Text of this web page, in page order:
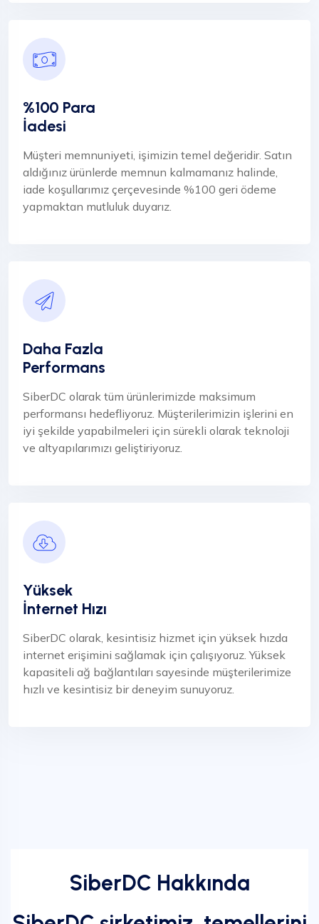
%100 Para
İadesi
Müşteri memnuniyeti, işimizin temel değeridir. Satın
aldığınız ürünlerde memnun kalmamanız halinde,
iade koşullarımız çerçevesinde %100 geri ödeme
yapmaktan mutluluk duyarız.
Daha Fazla
Performans
SiberDC olarak tüm ürünlerimizde maksimum
performansı hedefliyoruz. Müşterilerimizin işlerini en
iyi şekilde yapabilmeleri için sürekli olarak teknoloji
ve altyapılarımızı geliştiriyoruz.
Yüksek
İnternet Hızı
SiberDC olarak, kesintisiz hizmet için yüksek hızda
internet erişimini sağlamak için çalışıyoruz. Yüksek
kapasiteli ağ bağlantıları sayesinde müşterilerimize
hızlı ve kesintisiz bir deneyim sunuyoruz.
SiberDC Hakkında